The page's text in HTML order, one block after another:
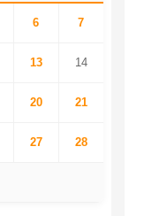
6 7
13 14
20 21
27 28